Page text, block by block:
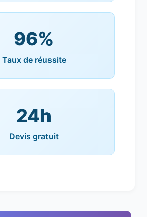
96%
Taux de réussite
24h
Devis gratuit